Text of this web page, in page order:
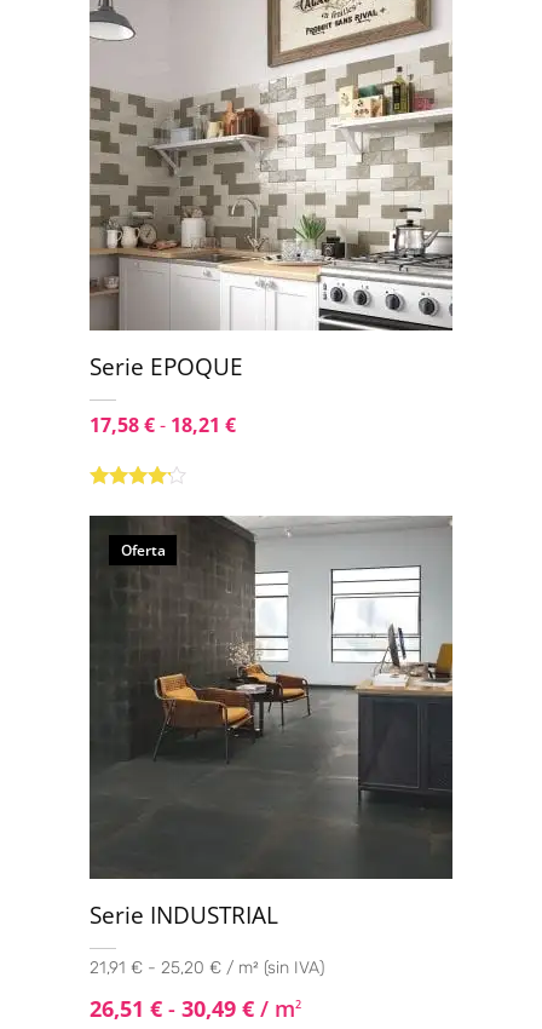
Serie EPOQUE
17,58€- 18,21 €
con4.00
de 5Oferta
Serie INDUSTRIAL
21,91 € - 25,20 € / m² (sin IVA)
26,51 € - 30,49 € / m2